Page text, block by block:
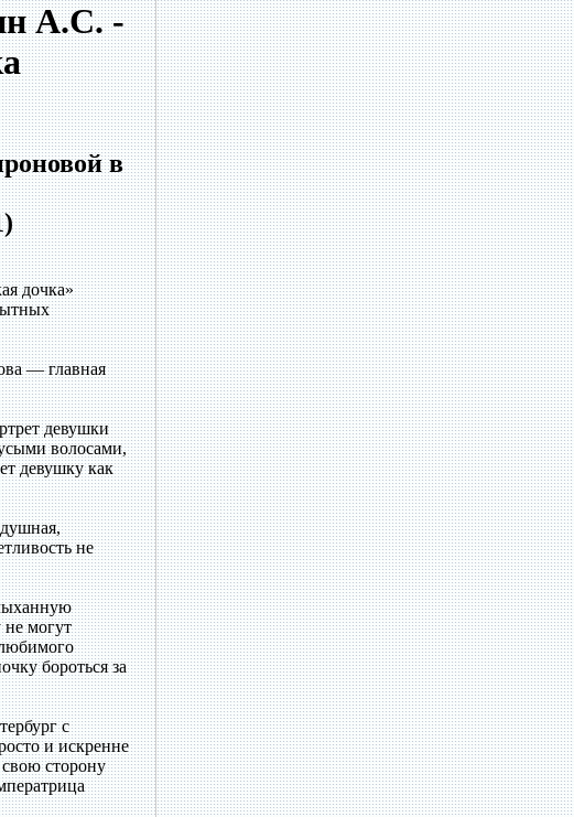
А.С. -
в
дочка»
— главная
девушки
волосами,
девушку как
не
не могут
бороться за
с
и искренне
сторону